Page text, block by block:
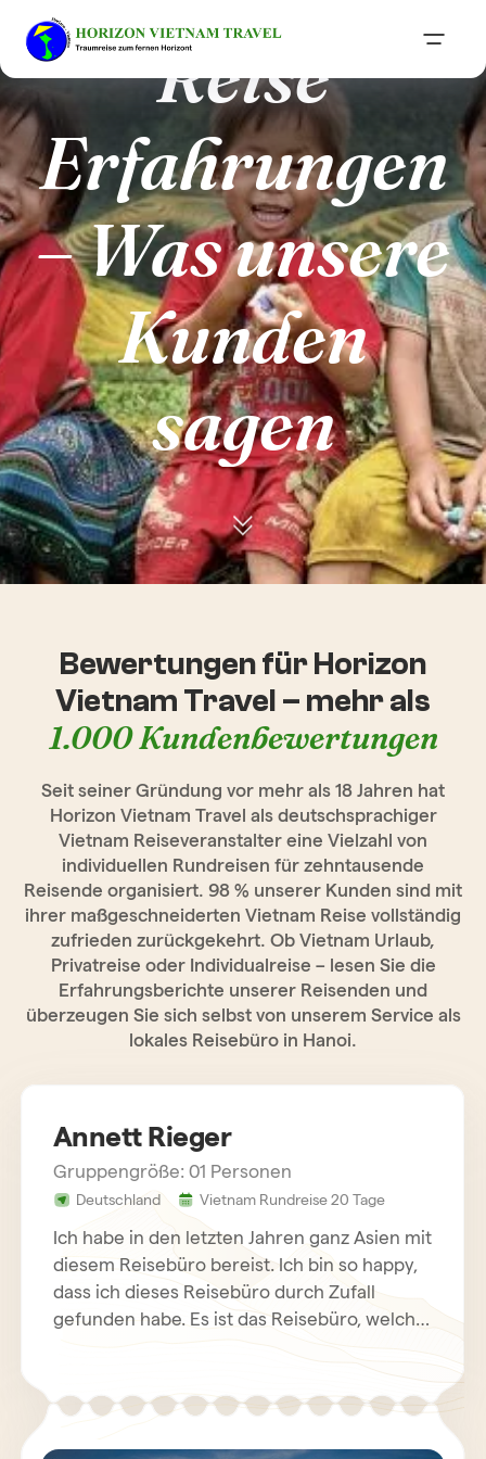
Reise
Erfahrungen
– Was unsere
Kunden
sagen
Bewertungen für Horizon
Vietnam Travel – mehr als
1.000 Kundenbewertungen
Seit seiner Gründung vor mehr als 18 Jahren hat
Horizon Vietnam Travel als deutschsprachiger
Vietnam Reiseveranstalter eine Vielzahl von
individuellen Rundreisen für zehntausende
Reisende organisiert. 98 % unserer Kunden sind mit
ihrer maßgeschneiderten Vietnam Reise vollständig
zufrieden zurückgekehrt. Ob Vietnam Urlaub,
Privatreise oder Individualreise – lesen Sie die
Erfahrungsberichte unserer Reisenden und
überzeugen Sie sich selbst von unserem Service als
lokales Reisebüro in Hanoi.
Annett Rieger
Gruppengröße: 01 Personen
Deutschland Vietnam Rundreise 20 Tage
Ich habe in den letzten Jahren ganz Asien mit
diesem Reisebüro bereist. Ich bin so happy,
dass ich dieses Reisebüro durch Zufall
gefunden habe. Es ist das Reisebüro, welches
jeden Wunsch zu vernünftigen Preisen
möglich macht. Die Hotels waren immer top
und überdurchschnittlich. Die privaten
gesprochen. Die Betreuung der Agentur